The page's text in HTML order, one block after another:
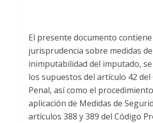
El presente documento contiene
jurisprudencia sobre medidas
inimputabilidad del imputado,
los supuestos del artículo 42 del
Penal, así como el
aplicación de Medidas de
artículos 388 y 389 del Código